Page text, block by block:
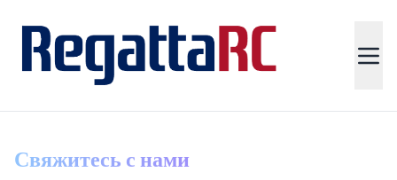
Свяжитесь с нами